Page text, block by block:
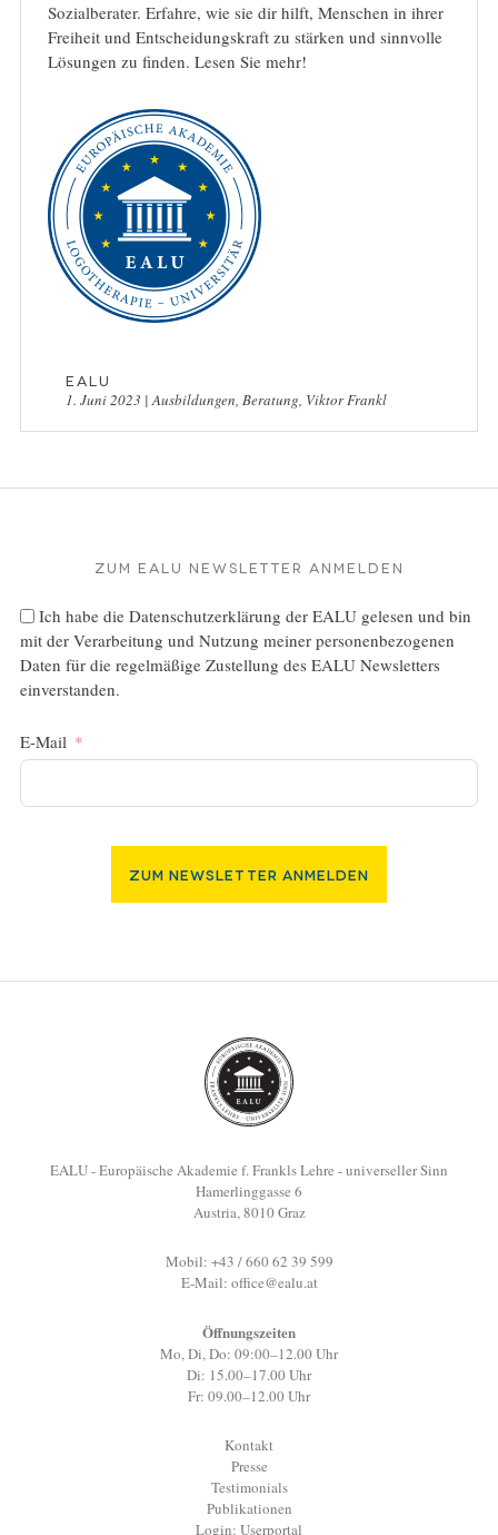
Sozialberater. Erfahre, wie sie dir hilft, Menschen in ihrer
Freiheit und Entscheidungskraft zu stärken und sinnvolle
Lösungen zu finden. Lesen Sie mehr!
EALU
1. Juni 2023 |Ausbildungen, Beratung, Viktor Frankl
Zum EALU Newsletter anmelden
Ich habe die Datenschutzerklärung der EALU gelesen und bin
mit der Verarbeitung und Nutzung meiner personenbezogenen
Daten für die regelmäßige Zustellung des EALU Newsletters
einverstanden.
E-Mail
Zum Newsletter Anmelden
EALU - Europäische Akademie f. Frankls Lehre - universeller Sinn
Hamerlinggasse 6
Austria, 8010 Graz
Mobil: +43 / 660 62 39 599
E-Mail: office@ealu.at
Öffnungszeiten
Mo, Di, Do: 09:00–12.00 Uhr
Di: 15.00–17.00 Uhr
Fr: 09.00–12.00 Uhr
Kontakt
Presse
Testimonials
Publikationen
Login: Userportal